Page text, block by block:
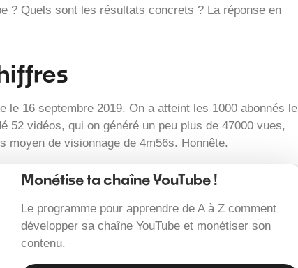
? Quels sont les résultats concrets ? La réponse en
le 16 septembre 2019. On a atteint les 1000 abonnés le
52 vidéos, qui on généré un peu plus de 47000 vues,
de visionnage de 4m56s. Honnête.
Monétise ta chaîne YouTube !
Le programme pour apprendre de A à Z comment
développer sa chaîne YouTube et monétiser son
contenu.